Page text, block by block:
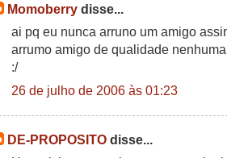
Momoberry disse...
ai pq eu nunca arruno um amigo
arrumo amigo de qualidade nenhuma
:/
26 de julho de 2006 às 01:23
DE-PROPOSITO disse...